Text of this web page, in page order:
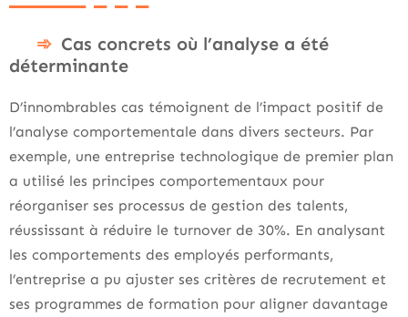
Cas concrets où l’analyse a été
déterminante
D’innombrables cas témoignent de l’impact positif de
l’analyse comportementale dans divers secteurs. Par
exemple, une entreprise technologique de premier plan
a utilisé les principes comportementaux pour
réorganiser ses processus de gestion des talents,
réussissant à réduire le turnover de 30%. En analysant
les comportements des employés performants,
l’entreprise a pu ajuster ses critères de recrutement et
ses programmes de formation pour aligner davantage